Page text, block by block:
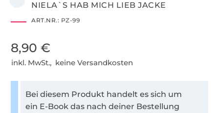
NIELA`S HAB MICH LIEB JACKE
ART.NR.: PZ-99
8,90 €
inkl. MwSt., keine Versandkosten
Bei diesem Produkt handelt es sich um
ein E-Book das nach deiner Bestellung